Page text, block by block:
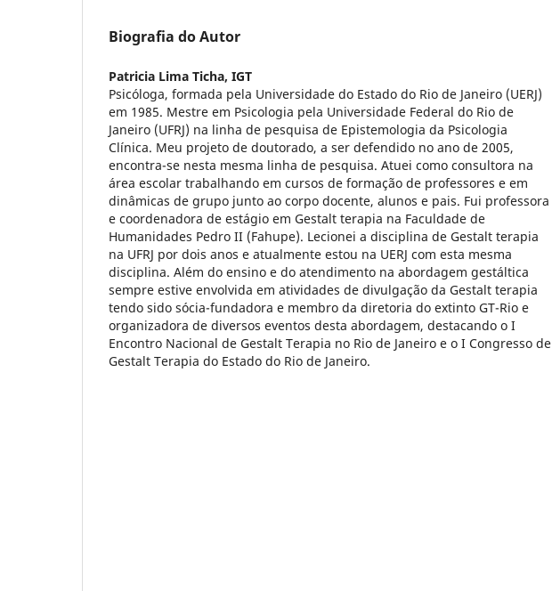
Biografia do Autor
Patricia Lima Ticha, IGT
Psicóloga, formada pela Universidade do Estado do Rio de Janeiro (UERJ)
em 1985. Mestre em Psicologia pela Universidade Federal do Rio de
Janeiro (UFRJ) na linha de pesquisa de Epistemologia da Psicologia
Clínica. Meu projeto de doutorado, a ser defendido no ano de 2005,
encontra-se nesta mesma linha de pesquisa. Atuei como consultora na
área escolar trabalhando em cursos de formação de professores e em
dinâmicas de grupo junto ao corpo docente, alunos e pais. Fui professora
e coordenadora de estágio em Gestalt terapia na Faculdade de
Humanidades Pedro II (Fahupe). Lecionei a disciplina de Gestalt terapia
na UFRJ por dois anos e atualmente estou na UERJ com esta mesma
disciplina. Além do ensino e do atendimento na abordagem gestáltica
sempre estive envolvida em atividades de divulgação da Gestalt terapia
tendo sido sócia-fundadora e membro da diretoria do extinto GT-Rio e
organizadora de diversos eventos desta abordagem, destacando o I
Encontro Nacional de Gestalt Terapia no Rio de Janeiro e o I Congresso de
Gestalt Terapia do Estado do Rio de Janeiro.